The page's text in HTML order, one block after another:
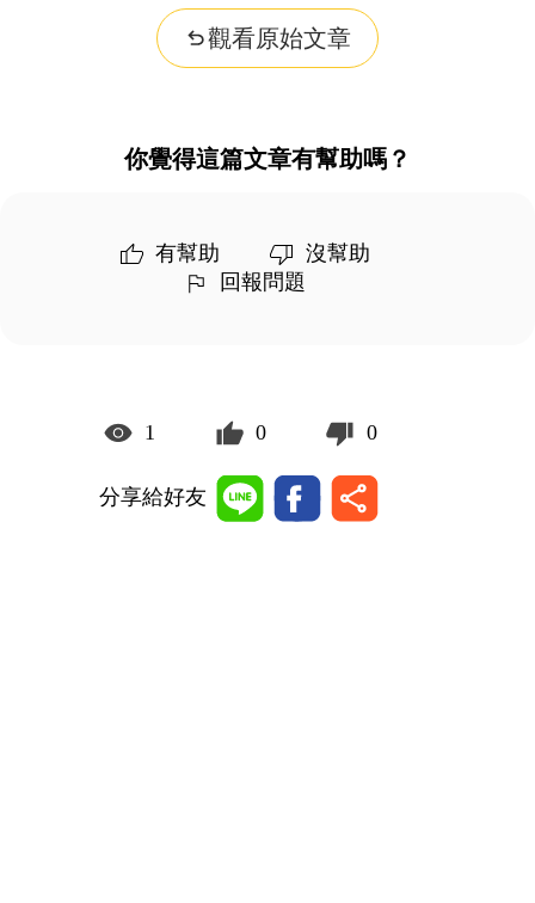
觀看原始文章
你覺得這篇文章有幫助嗎？
有幫助
沒幫助
回報問題
1 0 0
分享給好友